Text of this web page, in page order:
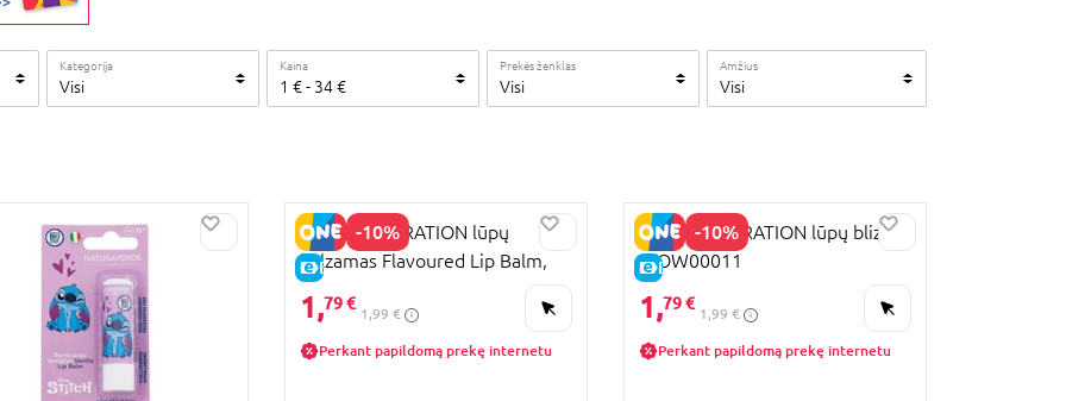
Kategorija
Visi
Kaina
1 €- 34€
Prekės ženklas
Visi
Amžius
Visi
-10%
E-KAINA
WOW GENERATION lūpų
balzamas Flavoured Lip Balm,
asort., WOW00112
1,79 €
1,99 €
Perkant papildomą prekę internetu
-10%
E-KAINA
WOW GENERATION lūpų blizgis,
WOW00011
1,79 €
1,99 €
Perkant papildomą prekę internetu